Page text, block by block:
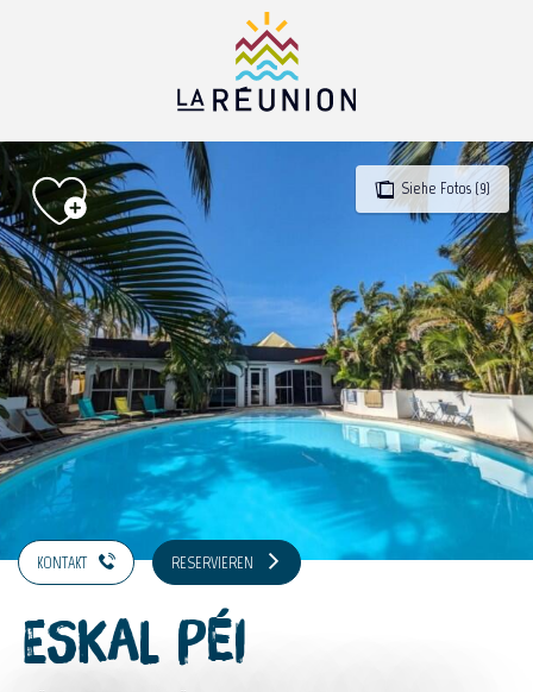
Siehe Fotos (9)
KONTAKT RESERVIEREN
Eskal Péi